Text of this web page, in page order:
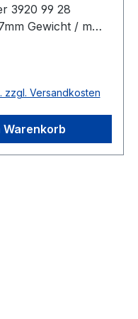
3920 99 28
Gewicht / m
Farbe grün
(außer Ø 2mm =
Shorehärte 88°
zzgl. Versandkosten
Warenkorb